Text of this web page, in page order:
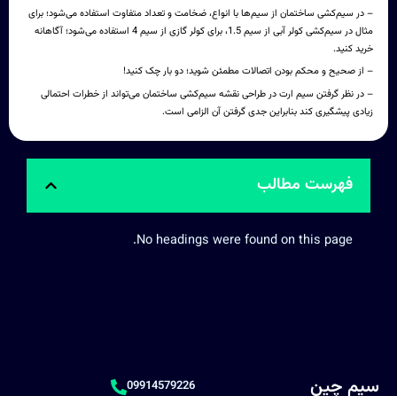
– در سیم‌کشی ساختمان از سیم‌ها با انواع، ضخامت و تعداد متفاوت استفاده می‌شود؛ برای
مثال در سیم‌کشی کولر آبی از سیم 1.5، برای کولر گازی از سیم 4 استفاده می‌شود؛ آگاهانه
خرید کنید.
– از صحیح و محکم بودن اتصالات مطمئن شوید؛ دو بار چک کنید!
– در نظر گرفتن سیم ارت در طراحی نقشه سیم‌کشی ساختمان می‌تواند از خطرات احتمالی
زیادی پیشگیری کند بنابراین جدی گرفتن آن الزامی است.
فهرست مطالب
No headings were found on this page.
سیم چین 09914579226